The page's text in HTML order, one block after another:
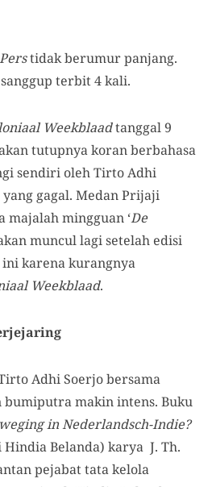
tidak berumur panjang.
terbit 4 kali.
Weekblaadtanggal 9
tutupnya koran berbahasa
sendiri oleh Tirto Adhi
yang gagal. Medan Prijaji
majalah mingguan ‘De
muncul lagi setelah edisi
karena kurangnya
Weekblaad.
Adhi Soerjo bersama
bumiputramakin intens. Buku
in Nederlandsch-Indie?
Hindia Belanda) karya J. Th.
pejabat tata kelola